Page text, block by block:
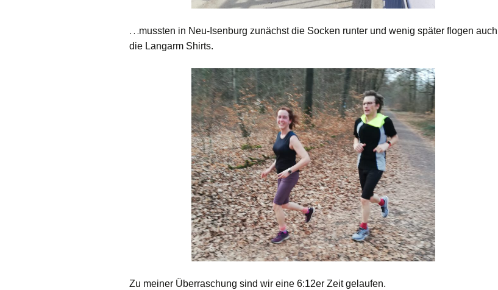
…mussten in Neu-Isenburg zunächst die Socken runter und wenig später flogen auch
die Langarm Shirts.
Zu meiner Überraschung sind wir eine 6:12er Zeit gelaufen.